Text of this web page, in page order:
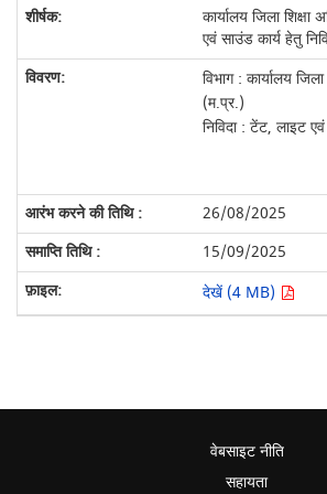
कार्यालय जिला शिक्षा
एवं साउंड कार्य हेतु
विभाग : कार्यालय
(म.प्र.)
निविदा : टेंट, लाइट
26/08/2025
15/09/2025
देखें (4 MB)
वेबसाइट नीति
सहायता